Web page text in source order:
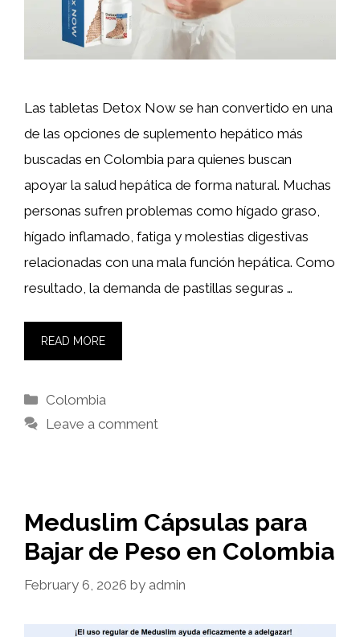
Las tabletas Detox Now se han convertido en una
de las opciones de suplemento hepático más
buscadas en Colombia para quienes buscan
apoyar la salud hepática de forma natural. Muchas
personas sufren problemas como hígado graso,
hígado inflamado, fatiga y molestias digestivas
relacionadas con una mala función hepática. Como
resultado, la demanda de pastillas seguras …
READ MORE
Categories
Colombia
Leave a comment
Meduslim Cápsulas para
Bajar de Peso en Colombia
February 6, 2026 by admin